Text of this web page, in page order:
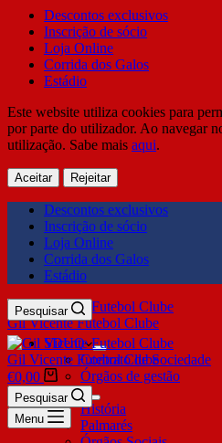
Descontos exclusivos
Inscrição de sócio
Loja Online
Corrida dos Galos
Estádio
Este website utiliza cookies para
por parte do utilizador. Ao navegar
utilização. Sabe mais aqui.
Aceitar Rejeitar
Descontos exclusivos
Inscrição de sócio
Loja Online
Corrida dos Galos
Estádio
Gil Vicente Futebol Clube
Pesquisar
SDUQ
Contrato de Sociedade
Órgãos de gestão
Clube
História
Palmarés
Gil Vicente Futebol Clube
€0,00
Pesquisar
Menu